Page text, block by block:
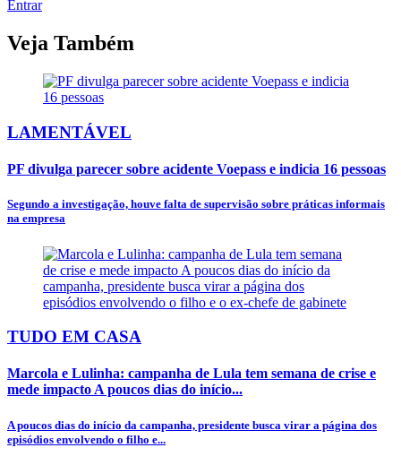
Entrar
Veja Também
LAMENTÁVEL
PF divulga parecer sobre acidente Voepass e indicia 16 pessoas
Segundo a investigação, houve falta de supervisão sobre práticas informais
na empresa
TUDO EM CASA
Marcola e Lulinha: campanha de Lula tem semana de crise e
mede impacto A poucos dias do início...
A poucos dias do início da campanha, presidente busca virar a página dos
episódios envolvendo o filho e...